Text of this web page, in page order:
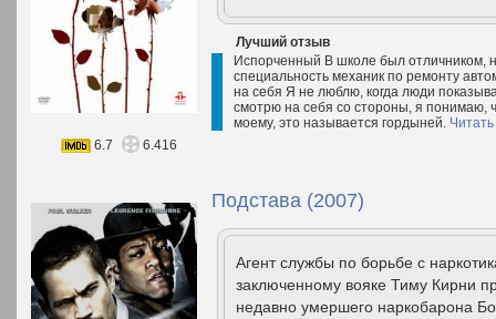
Лучший отзыв
Испорченный В школе был отличником,
специальность механик по ремонту
на себя Я не люблю, когда люди
смотрю на себя со стороны, я понимаю,
моему, это называется гордыней.
6.7
6.416
Подстава (2007)
Агент службы по борьбе с
заключенному вояке Тиму Кирни
недавно умершего наркобарона